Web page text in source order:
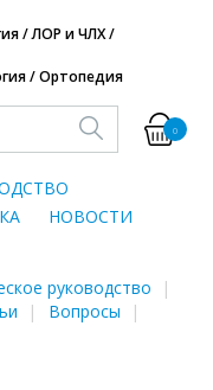
/ ЛОР и ЧЛХ /
/ Ортопедия
0
НОВОСТИ
руководство
Вопросы